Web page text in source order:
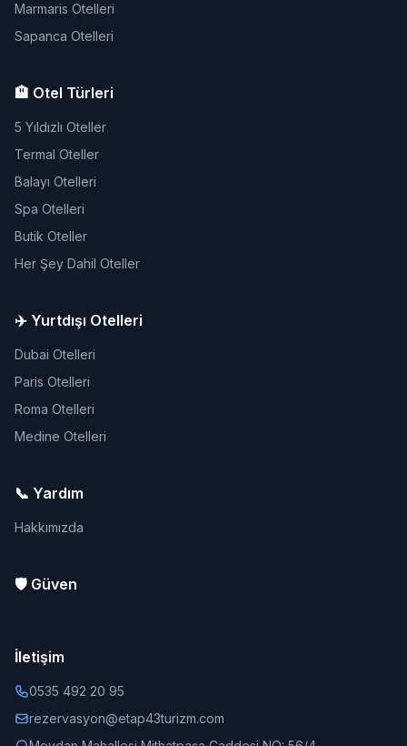
Marmaris Otelleri
Sapanca Otelleri
🏨 Otel Türleri
5 Yıldızlı Oteller
Termal Oteller
Balayı Otelleri
Spa Otelleri
Butik Oteller
Her Şey Dahil Oteller
✈️ Yurtdışı Otelleri
Dubai Otelleri
Paris Otelleri
Roma Otelleri
Medine Otelleri
📞 Yardım
Hakkımızda
🛡️ Güven
İletişim
0535 492 20 95
rezervasyon@etap43turizm.com